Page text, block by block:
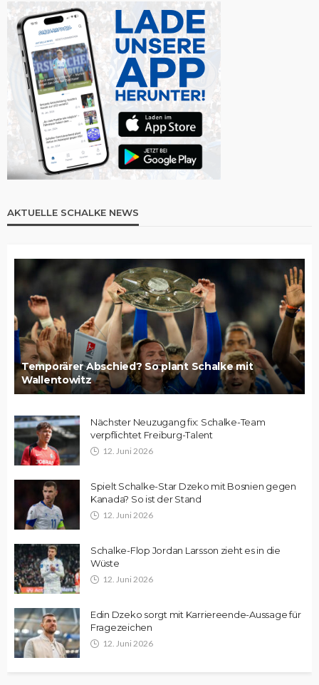
AKTUELLE SCHALKE NEWS
Temporärer Abschied? So plant Schalke mit
Wallentowitz
Nächster Neuzugang fix: Schalke-Team
verpflichtet Freiburg-Talent
12. Juni 2026
Spielt Schalke-Star Dzeko mit Bosnien gegen
Kanada? So ist der Stand
12. Juni 2026
Schalke-Flop Jordan Larsson zieht es in die
Wüste
12. Juni 2026
Edin Dzeko sorgt mit Karriereende-Aussage für
Fragezeichen
12. Juni 2026